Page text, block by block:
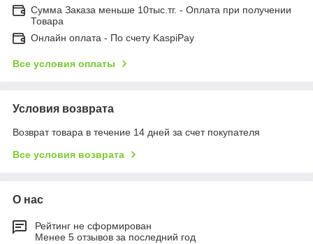
Сумма Заказа меньше 10тыс.тг. - Оплата при получении
Товара
Онлайн оплата - По счету KaspiPay
Все условия оплаты
Условия возврата
Возврат товара в течение 14 дней за счет покупателя
Все условия возврата
О нас
Рейтинг не сформирован
Менее 5 отзывов за последний год